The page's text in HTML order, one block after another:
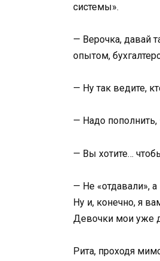
системы».
— Верочка, давай
опытом,
— Ну так ведите,
— Надо
— Вы хотите…
— Не «отдавали»,
Ну и, конечно, я
Девочки мои уже
Рита, проходя